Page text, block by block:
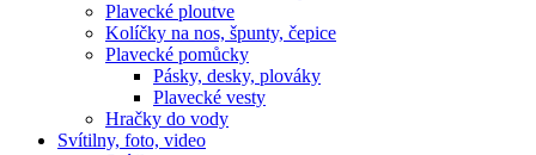
Plavecké ploutve
Kolíčky na nos, špunty, čepice
Plavecké pomůcky
Pásky, desky, plováky
Plavecké vesty
Hračky do vody
Svítilny, foto, video